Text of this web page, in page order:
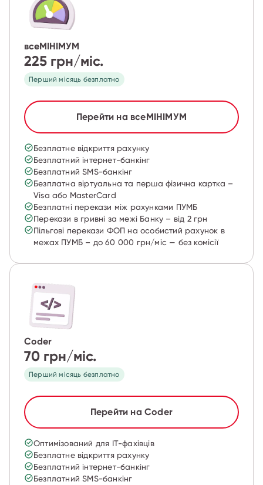
всеМІНІМУМ
225 грн/міс.
Перший місяць безплатно
Перейти на всеМІНІМУМ
Безплатне відкриття рахунку
Безплатний інтернет-банкінг
Безплатний SMS-банкінг
Безплатна віртуальна та перша фізична картка –
Visa або MasterCard
Безплатні перекази між рахунками ПУМБ
Перекази в гривні за межі Банку – від 2 грн
Пільгові перекази ФОП на особистий рахунок в
межах ПУМБ – до 60 000 грн/міс — без комісії
Coder
70 грн/міс.
Перший місяць безплатно
Перейти на Сoder
Оптимізований для IT-фахівців
Безплатне відкриття рахунку
Безплатний інтернет-банкінг
Безплатний SMS-банкінг